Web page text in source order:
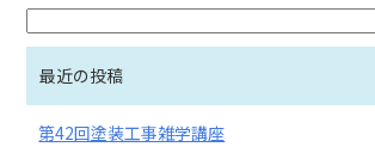
最近の投稿
第42回塗装工事雑学講座